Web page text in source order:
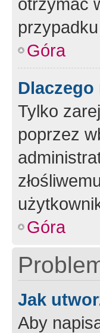
Góra
Tylko
poprzez
Góra
Jak
Aby